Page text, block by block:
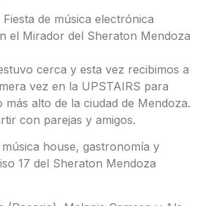
de música electrónica
el Mirador del Sheraton Mendoza
cerca y esta vez recibimos a
vez en la UPSTAIRS para
más alto de la ciudad de Mendoza.
con parejas y amigos.
house, gastronomía y
17 del Sheraton Mendoza